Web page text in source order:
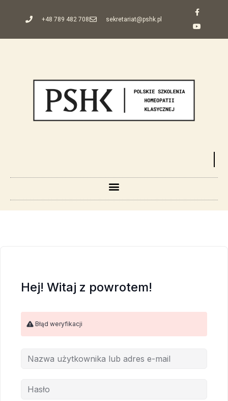
+48 789 482 708 sekretariat@pshk.pl
Hej! Witaj z powrotem!
Błąd weryfikacji